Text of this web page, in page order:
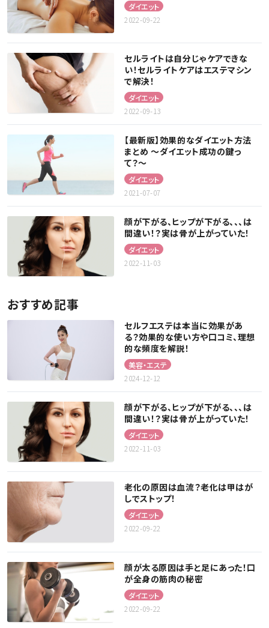
ダイエット
2022-09-22
セルライトは自分じゃケアできな
い！セルライトケアはエステマシン
で解決！
ダイエット
2022-09-13
【最新版】効果的なダイエット方法
まとめ 〜ダイエット成功の鍵っ
て？〜
ダイエット
2021-07-07
顔が下がる、ヒップが下がる、、、は
間違い！？実は骨が上がっていた！
ダイエット
2022-11-03
おすすめ記事
セルフエステは本当に効果があ
る？効果的な使い方や口コミ、理想
的な頻度を解説！
美容・エステ
2024-12-12
顔が下がる、ヒップが下がる、、、は
間違い！？実は骨が上がっていた！
ダイエット
2022-11-03
老化の原因は血流？老化は甲はが
しでストップ！
ダイエット
2022-09-22
顔が太る原因は手と足にあった！口
が全身の筋肉の秘密
ダイエット
2022-09-22